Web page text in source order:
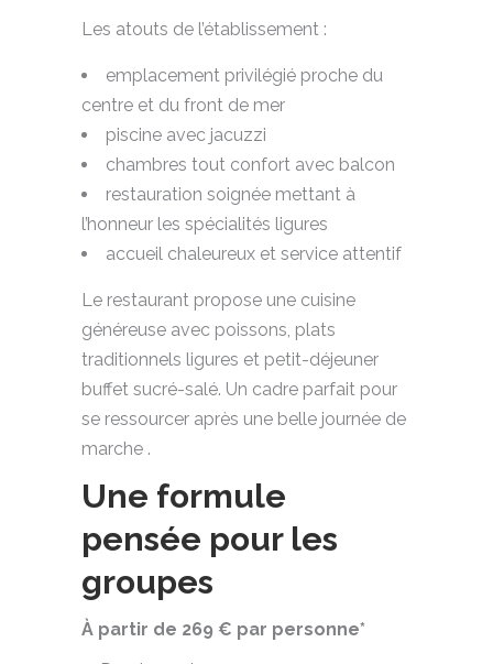
Les atouts de l’établissement :
emplacement privilégié proche du
centre et du front de mer
piscine avec jacuzzi
chambres tout confort avec balcon
restauration soignée mettant à
l’honneur les spécialités ligures
accueil chaleureux et service attentif
Le restaurant propose une cuisine
généreuse avec poissons, plats
traditionnels ligures et petit-déjeuner
buffet sucré-salé. Un cadre parfait pour
se ressourcer après une belle journée de
marche .
Une formule
pensée pour les
groupes
À partir de 269 € par personne*